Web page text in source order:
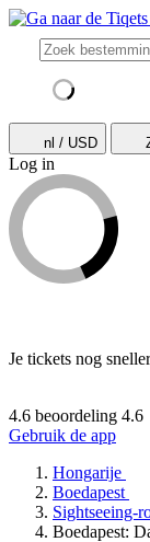
nl / USD
Log in
Je tickets nog
4.6 beoordeling 4.6
Gebruik de app
Hongarije
Boedapest
Sightseeing-
Boedapest: